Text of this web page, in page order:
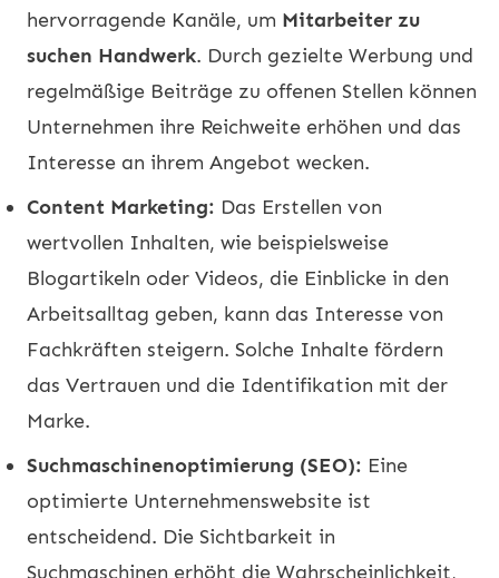
hervorragende Kanäle, um Mitarbeiter zu
suchen Handwerk. Durch gezielte Werbung und
regelmäßige Beiträge zu offenen Stellen können
Unternehmen ihre Reichweite erhöhen und das
Interesse an ihrem Angebot wecken.
Content Marketing: Das Erstellen von
wertvollen Inhalten, wie beispielsweise
Blogartikeln oder Videos, die Einblicke in den
Arbeitsalltag geben, kann das Interesse von
Fachkräften steigern. Solche Inhalte fördern
das Vertrauen und die Identifikation mit der
Marke.
Suchmaschinenoptimierung (SEO): Eine
optimierte Unternehmenswebsite ist
entscheidend. Die Sichtbarkeit in
Suchmaschinen erhöht die Wahrscheinlichkeit,